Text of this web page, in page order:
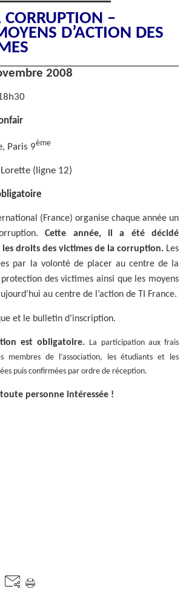
–
D’ACTION DES
2008
Paris 9ème
(ligne 12)
(France) organise chaque année un
Cette
année, il a été décidé
droits des victimes de la corruption. Les
par la volonté de placer au centre de la
des victimes ainsi que les moyens
au centre de l’action de TI France.
et le bulletin d’inscription.
est obligatoire. La participation aux frais
de l’association, les étudiants et les
puis confirmées par ordre de réception.
personne intéressée !